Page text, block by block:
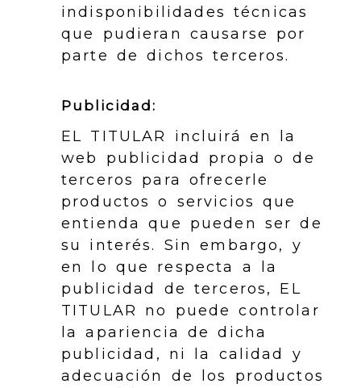
indisponibilidades técnicas
que pudieran causarse por
parte de dichos terceros.
Publicidad:
EL TITULAR incluirá en la
web publicidad propia o de
terceros para ofrecerle
productos o servicios que
entienda que pueden ser de
su interés. Sin embargo, y
en lo que respecta a la
publicidad de terceros, EL
TITULAR no puede controlar
la apariencia de dicha
publicidad, ni la calidad y
adecuación de los productos